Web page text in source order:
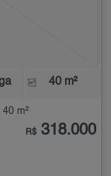
40 m²
m²
R$ 318.000